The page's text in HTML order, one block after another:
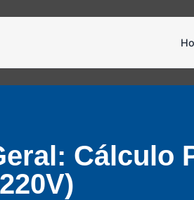
Cálculo
220V)